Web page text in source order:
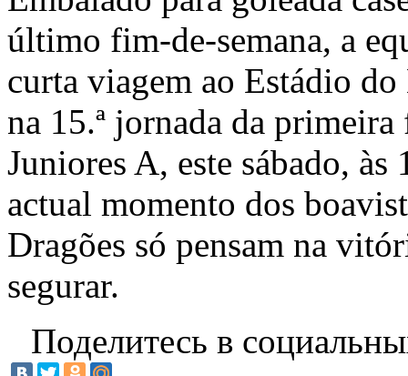
último fim-de-semana, a
curta viagem ao Estádio
na 15.ª jornada da
Juniores A, este sábado,
actual momento dos
Dragões só pensam na
segurar.
Поделитесь в